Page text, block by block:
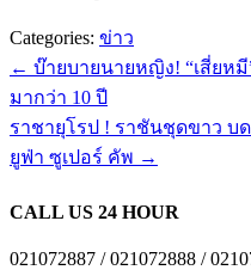
Categories: ข่าว
← บ๊ายบายนายหญิง! “เสี่ยห
มากว่า 10 ปี
ราชายุโรป ! ราชันชุดขาว บ
ยูฟ่า ซูเปอร์ คัพ →
CALL US 24 HOUR
021072887 / 021072888 /